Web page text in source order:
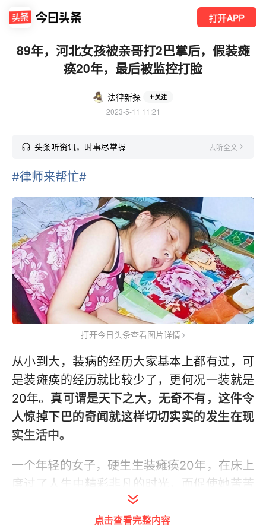
打开APP
89年，河北女孩被亲哥打2巴掌后，假装瘫
痪20年，最后被监控打脸
法律新探 关注
2023-5-11 11:21
头条听资讯，时事尽掌握 去听全文
#律师来帮忙#
打开今日头条查看图片详情
从小到大，装病的经历大家基本上都有过，可
是装瘫痪的经历就比较少了，更何况一装就是
20年。 真可谓是天下之大，无奇不有，这件令
人惊掉下巴的奇闻就这样切切实实的发生在现
实生活中。
一个年轻的女子，硬生生装瘫痪20年，在床上
度过了人生中精彩非凡的时光，而促使她苦苦
支撑的原因更是令人匪夷所思。
点击查看完整内容